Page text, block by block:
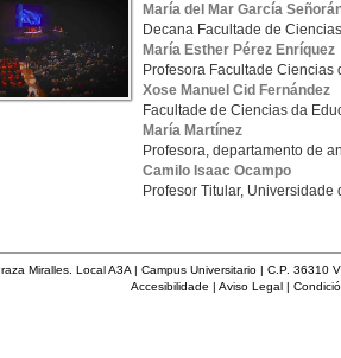
María del Mar García
Decana Facultade de
María Esther Pérez Enríquez
Profesora Facultade
Xose Manuel Cid Fernández
Facultade de Ciencias da
María Martínez
Profesora, departamento de
Camilo Isaac Ocampo
Profesor Titular, Universidade
Miralles. Local A3A | Campus Universitario | C.P.
Accesibilidade | Aviso Legal|